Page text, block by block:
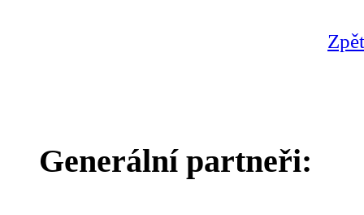
Generální partneři: